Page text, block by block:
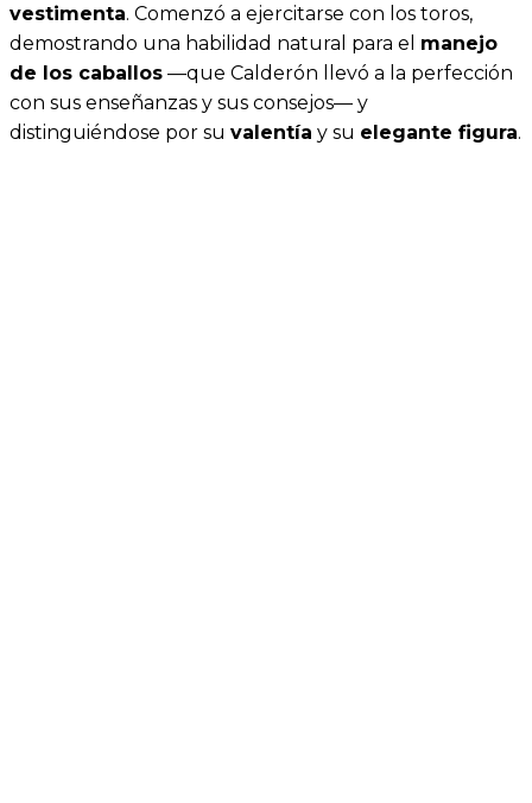
vestimenta. Comenzó a ejercitarse con los toros,
demostrando una habilidad natural para el manejo
de los caballos —que Calderón llevó a la perfección
con sus enseñanzas y sus consejos— y
distinguiéndose por su valentía y su elegante figura.